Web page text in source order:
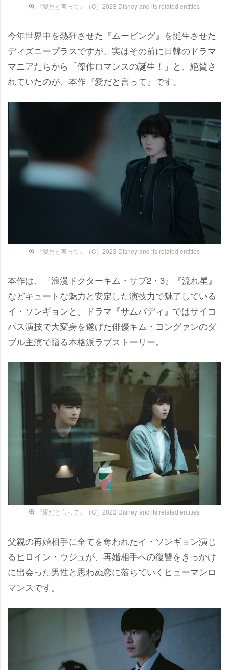
『愛だと言って』（C）2023 Disney and its related entities
今年世界中を熱狂させた『ムービング』を誕生させた
ディズニープラスですが、実はその前に日韓のドラマ
マニアたちから「傑作ロマンスの誕生！」と、絶賛さ
れていたのが、本作『愛だと言って』です。
『愛だと言って』（C）2023 Disney and its related entities
本作は、『浪漫ドクターキム・サブ2・3』『流れ星』
などキュートな魅力と安定した演技力で魅了している
イ・ソンギョンと、ドラマ『サムバディ』ではサイコ
パス演技で大変身を遂げた俳優キム・ヨングァンのダ
ブル主演で贈る本格派ラブストーリー。
『愛だと言って』（C）2023 Disney and its related entities
父親の再婚相手に全てを奪われたイ・ソンギョン演じ
るヒロイン・ウジュが、再婚相手への復讐をきっかけ
に出会った男性と思わぬ恋に落ちていくヒューマンロ
マンスです。